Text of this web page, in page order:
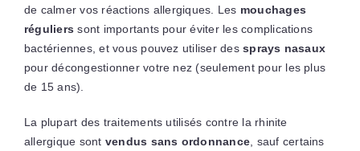
de calmer vos réactions allergiques. Les mouchages
réguliers sont importants pour éviter les complications
bactériennes, et vous pouvez utiliser dessprays nasaux
pour décongestionner votre nez (seulement pour les plus
de 15 ans).
La plupart des traitements utilisés contre la rhinite
allergique sont vendus sans ordonnance , sauf certains